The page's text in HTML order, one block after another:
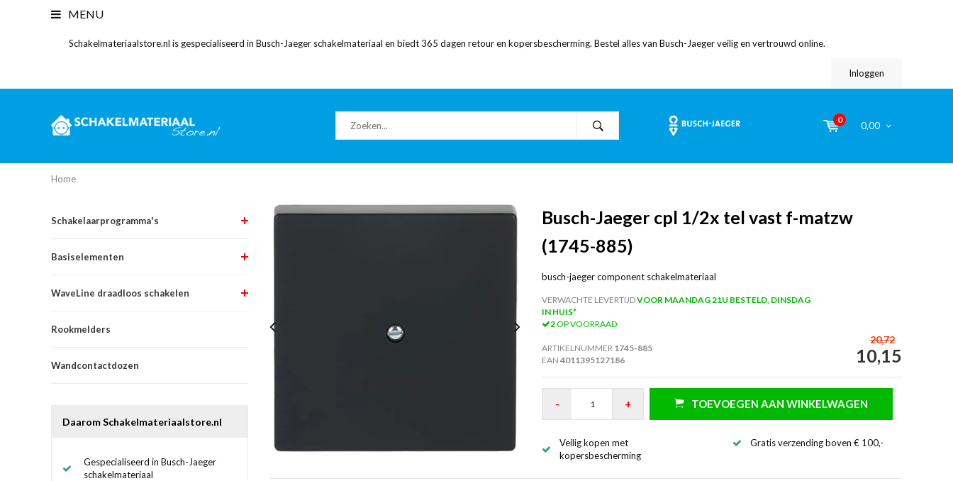
MENU
Schakelmateriaalstore.nl is gespecialiseerd in Busch-Jaeger schakelmateriaal en biedt 365 dagen retour en kopersbescherming. Bestel alles van Busch-Jaeger veilig en vertrouwd online.
Inloggen
0
0,00
Home
Schakelaarprogramma's
Basiselementen
WaveLine draadloos schakelen
Rookmelders
Wandcontactdozen
Daarom Schakelmateriaalstore.nl
Gespecialiseerd in Busch-Jaeger
schakelmateriaal
Busch-Jaeger cpl 1/2x tel vast f-matzw
(1745-885)
busch-jaeger component schakelmateriaal
VERWACHTE LEVERTIJDVOOR MAANDAG 21U BESTELD, DINSDAG
IN HUIS*
2OP VOORRAAD
ARTIKELNUMMER 1745-885
EAN 4011395127186
20,72
10,15
- + TOEVOEGEN AAN WINKELWAGEN
Veilig kopen met
kopersbescherming
Gratis verzending boven € 100,-